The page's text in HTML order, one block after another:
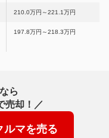
210.0万円～221.1万円
197.8万円～218.3万円
ら
売却 ！／
ルマを売る